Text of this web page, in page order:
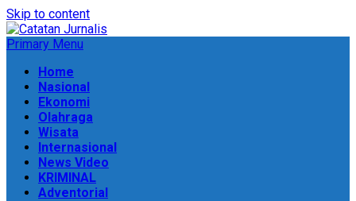
Skip to content
Primary Menu
Home
Nasional
Ekonomi
Olahraga
Wisata
Internasional
News Video
KRIMINAL
Adventorial